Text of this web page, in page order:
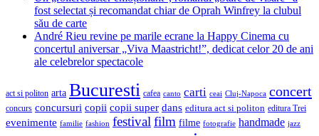
fost selectat și recomandat chiar de Oprah Winfrey la clubul
său de carte
André Rieu revine pe marile ecrane la Happy Cinema cu
concertul aniversar „Viva Maastricht!”, dedicat celor 20 de ani
ale celebrelor spectacole
act si politon arta Bucuresti cafea canto carti ceai Cluj-Napoca concert
concurs concursuri copii copii super dans editura act si politon editura Trei
evenimente familie fashion festival film filme fotografie handmade jazz